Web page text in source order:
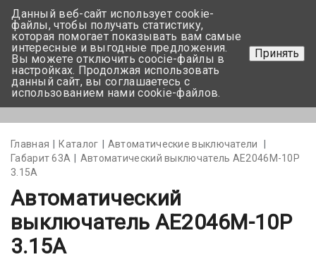
+375 17-350-99-56
+375 44-752-82-08
Задать вопрос
Главная Каталог
Автоматические выключатели
Габарит 63А
Автоматический выключатель АЕ2046М-10Р
3.15А
Автоматический
выключатель АЕ2046М-10Р
3.15А
Данный веб-сайт использует cookie-
файлы, чтобы получать статистику,
которая помогает показывать вам самые
интересные и выгодные предложения.
Вы можете отключить coocie-файлы в
настройках. Продолжая использовать
данный сайт, вы соглашаетесь с
использованием нами cookie-файлов.
Принять